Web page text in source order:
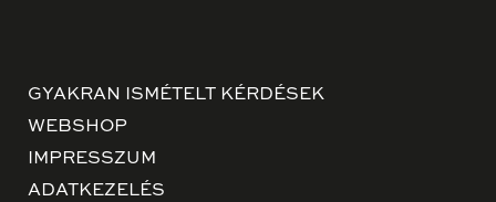
GYAKRAN ISMÉTELT KÉRDÉSEK
WEBSHOP
IMPRESSZUM
ADATKEZELÉS